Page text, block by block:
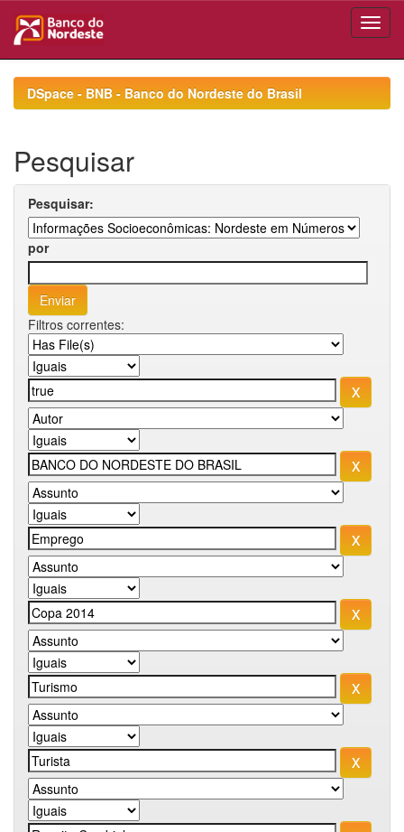
navigationDSpace - BNB - Banco do Nordeste do Brasil
Pesquisar
Pesquisar:
por
Filtros correntes: